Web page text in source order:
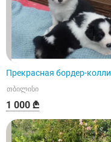
Прекрасная бордер-колли
თბილისი
1 000 ₾